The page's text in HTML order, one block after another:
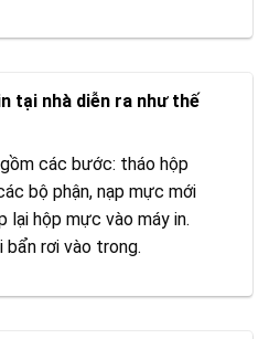
tại nhà diễn ra như thế
các bước: tháo hộp
bộ phận, nạp mực mới
lại hộp mực vào máy in.
bẩn rơi vào trong.